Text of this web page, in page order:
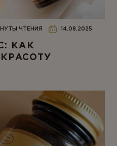
ЧТЕНИЯ 14.08.2025
КАК